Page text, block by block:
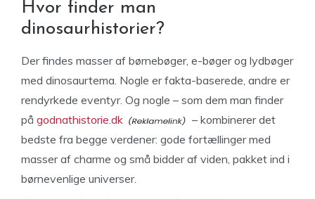
Hvor finder man
dinosaurhistorier?
Der findes masser af børnebøger, e-bøger og lydbøger
med dinosaurtema. Nogle er fakta-baserede, andre er
rendyrkede eventyr. Og nogle – som dem man finder
på godnathistorie.dk
– kombinerer det
bedste fra begge verdener: gode fortællinger med
masser af charme og små bidder af viden, pakket ind i
børnevenlige universer.